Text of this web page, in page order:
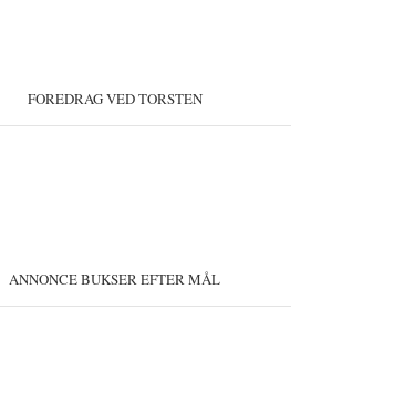
FOREDRAG VED TORSTEN
ANNONCE BUKSER EFTER MÅL